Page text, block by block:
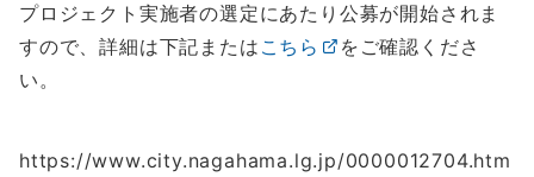
プロジェクト実施者の選定にあたり公募が開始されま
すので、詳細は下記または こちら
をご確認くださ
い。
https://www.city.nagahama.lg.jp/0000012704.htm